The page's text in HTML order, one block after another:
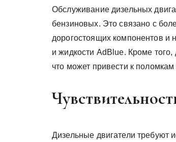
Обслуживание дизельных
бензиновых. Это связано с
дорогостоящих компонентов и
и жидкости AdBlue. Кроме того,
что может привести к
Дизельные двигатели требуют